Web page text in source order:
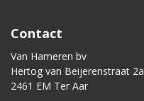
Contact
Van Hameren bv
Hertog van Beijerenstraat 2a
2461 EM Ter Aar